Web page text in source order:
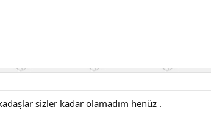
sizler kadar olamadım henüz .